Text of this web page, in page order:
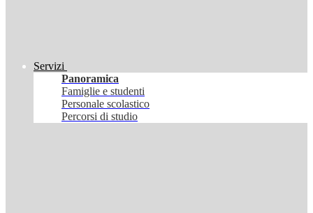
Servizi
Panoramica
Famiglie e studenti
Personale scolastico
Percorsi di studio